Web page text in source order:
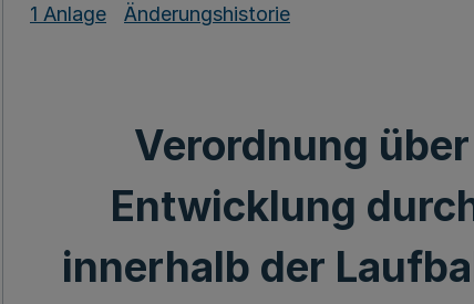
1 Anlage Änderungshistorie
Verordnung
Entwicklung
innerhalb der